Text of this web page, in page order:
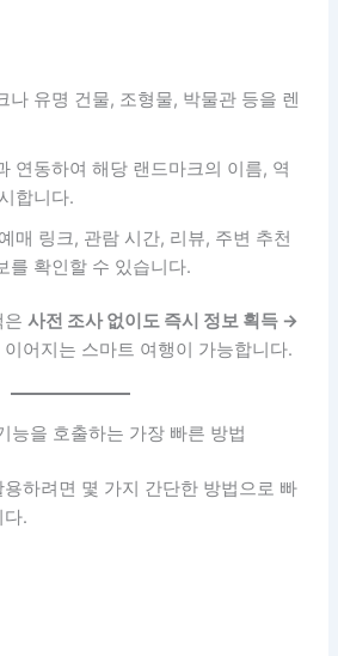
나 유명 건물, 조형물, 박물관 등을 렌
연동하여 해당 랜드마크의 이름, 역
합니다.
매 링크, 관람 시간, 리뷰, 주변 추천
를 확인할 수 있습니다.
은사전 조사 없이도 즉시 정보 획득 →
이어지는 스마트 여행이 가능합니다.
능을 호출하는 가장 빠른 방법
하려면 몇 가지 간단한 방법으로 빠
다.